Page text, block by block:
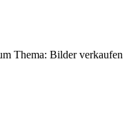
Thema: Bilder verkaufen